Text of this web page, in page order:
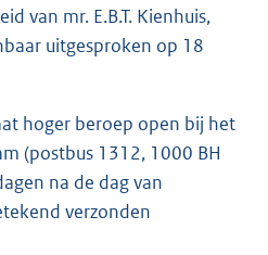
van mr. E.B.T. Kienhuis,
uitgesproken op 18
hoger beroep open bij het
(postbus 1312, 1000 BH
na de dag van
verzonden